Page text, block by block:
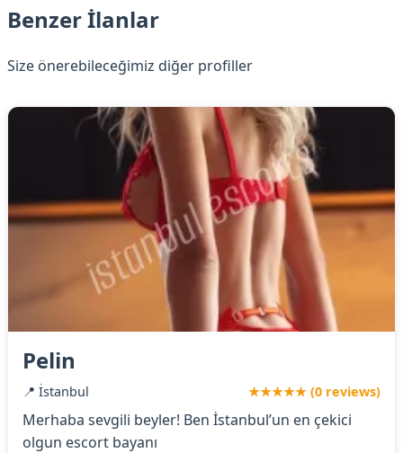
Benzer İlanlar
Size önerebileceğimiz diğer profiller
Pelin
📍 İstanbul ★★★★★ (0 reviews)
Merhaba sevgili beyler! Ben İstanbul’un en çekici
olgun escort bayanı